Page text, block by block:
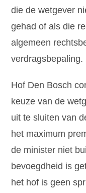
die de wetgever
gehad of als die
algemeen
verdragsbepaling.
Hof Den Bosch
keuze van de
uit te sluiten van
het maximum
de minister niet
bevoegdheid is
het hof is geen